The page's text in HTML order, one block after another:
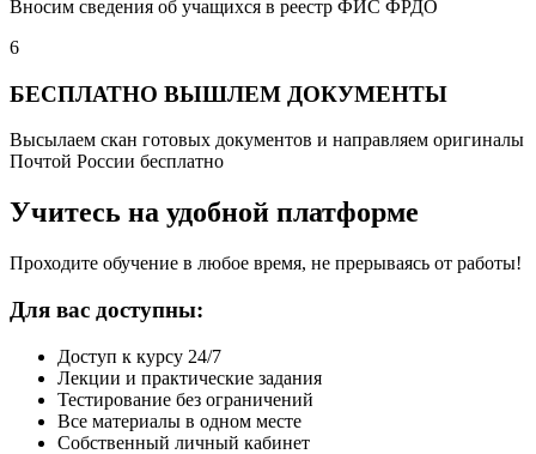
Вносим сведения об учащихся в реестр ФИС ФРДО
6
БЕСПЛАТНО ВЫШЛЕМ ДОКУМЕНТЫ
Высылаем скан готовых документов и направляем оригиналы
Почтой России бесплатно
Учитесь на удобной платформе
Проходите обучение в любое время, не прерываясь от работы!
Для вас доступны:
Доступ к курсу 24/7
Лекции и практические задания
Тестирование без ограничений
Все материалы в одном месте
Собственный личный кабинет